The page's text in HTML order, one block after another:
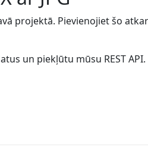
projektā. Pievienojiet šo
un piekļūtu mūsu REST API.